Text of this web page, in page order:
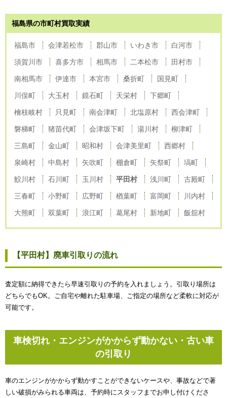
福島県の市町村買取実績
福島市 会津若松市 郡山市 いわき市 白河市
須賀川市 喜多方市 相馬市 二本松市 田村市
南相馬市 伊達市 本宮市 桑折町 国見町
川俣町 大玉村 鏡石町 天栄村 下郷町
檜枝岐村 只見町 南会津町 北塩原村 西会津町
磐梯町 猪苗代町 会津坂下町 湯川村 柳津町
三島町 金山町 昭和村 会津美里町 西郷村
泉崎村 中島村 矢吹町 棚倉町 矢祭町 塙町
鮫川村 石川町 玉川村 平田村 浅川町 古殿町
三春町 小野町 広野町 楢葉町 富岡町 川内村
大熊町 双葉町 浪江町 葛尾村 新地町 飯舘村
【平田村】廃車引取りの流れ
査定額に納得できたら早速引取りの予約を入れましょう。引取り場所は
どちらでもOK。ご自宅や離れた駐車場、ご指定の場所など柔軟に対応が
可能です。
車検切れ・エンジンがかからず動かない・古い車
の引取り
車のエンジンがかからず動かすことができないケースや、事故などで著
しい破損がみられる車両は、予約時にスタッフまでお申し付けくださ